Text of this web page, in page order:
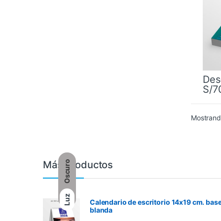
Oscuro
Luz
S/
Este
Más Productos
Calendario de escritorio 14x19 cm.
blanda